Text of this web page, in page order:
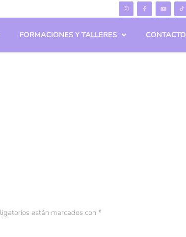
FORMACIONES Y TALLERES CONTACTO
están marcados con *